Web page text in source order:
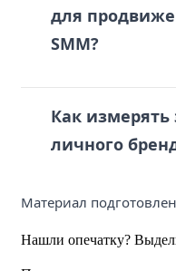
для
SMM?
Как
личного
Материал
Нашли опечатку?